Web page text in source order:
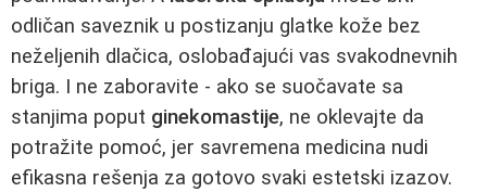
odličan saveznik u postizanju glatke kože bez
neželjenih dlačica, oslobađajući vas svakodnevnih
briga. I ne zaboravite - ako se suočavate sa
stanjima poput ginekomastije, ne oklevajte da
potražite pomoć, jer savremena medicina nudi
efikasna rešenja za gotovo svaki estetski izazov.